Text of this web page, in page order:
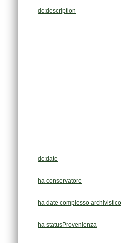
dc:description
dc:date
ha conservatore
ha date complesso archivistico
ha statusProvenienza